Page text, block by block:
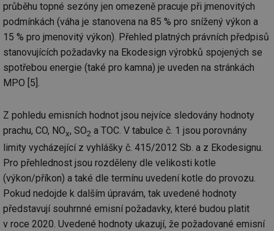
průběhu topné sezóny jen omezeně pracuje při jmenovitých
podmínkách (váha je stanovena na 85 % pro snížený výkon a
15 % pro jmenovitý výkon). Přehled platných právních předpisů
stanovujících požadavky na Ekodesign výrobků spojených se
spotřebou energie (také pro kamna) je uveden na stránkách
MPO [5].
Z pohledu emisních hodnot jsou nejvíce sledovány hodnoty
prachu, CO, NOx, SO2 a TOC. V tabulce č. 1 jsou porovnány
limity vycházející z vyhlášky č. 415/2012 Sb. a z Ekodesignu.
Pro přehlednost jsou rozděleny dle velikosti kotle
(výkon/příkon) a také dle termínu uvedení kotle do provozu.
Pokud nedojde k dalším úpravám, tak uvedené hodnoty
představují souhrnné emisní požadavky, které budou platit
v roce 2020. Uvedené hodnoty ukazují, že požadované emisní